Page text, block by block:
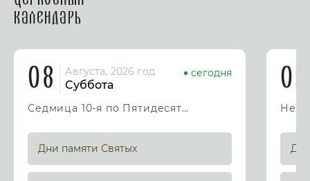
календарь
08 Августа, 2026 год
Суббота
сегодня
Седмица 10-я по Пятидесятнице
Дни памяти Святых
09